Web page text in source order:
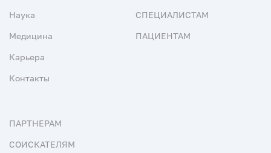
Наука
Медицина
Карьера
Контакты
СПЕЦИАЛИСТАМ
ПАЦИЕНТАМ
ПАРТНЕРАМ
СОИСКАТЕЛЯМ